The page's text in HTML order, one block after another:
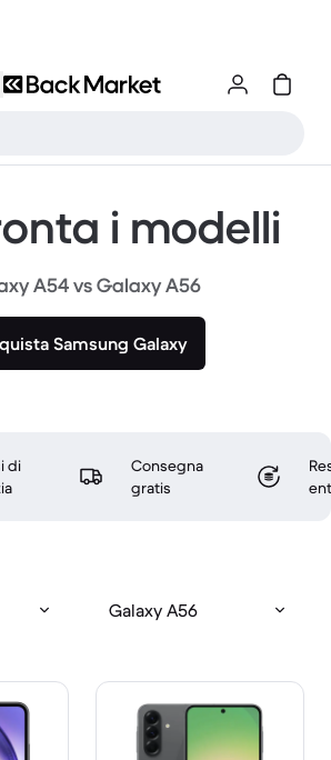
i modelli
A54 vs Galaxy A56
Samsung Galaxy
di
Consegna
gratis
Galaxy A56